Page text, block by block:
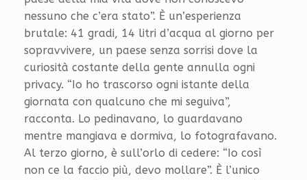
nessuno che c’era stato”. È un’esperienza
brutale: 41 gradi, 14 litri d’acqua al giorno per
sopravvivere, un paese senza sorrisi dove la
curiosità costante della gente annulla ogni
privacy. “Io ho trascorso ogni istante della
giornata con qualcuno che mi seguiva”,
racconta. Lo pedinavano, lo guardavano
mentre mangiava e dormiva, lo fotografavano.
Al terzo giorno, è sull’orlo di cedere: “Io così
non ce la faccio più, devo mollare”. È l’unico